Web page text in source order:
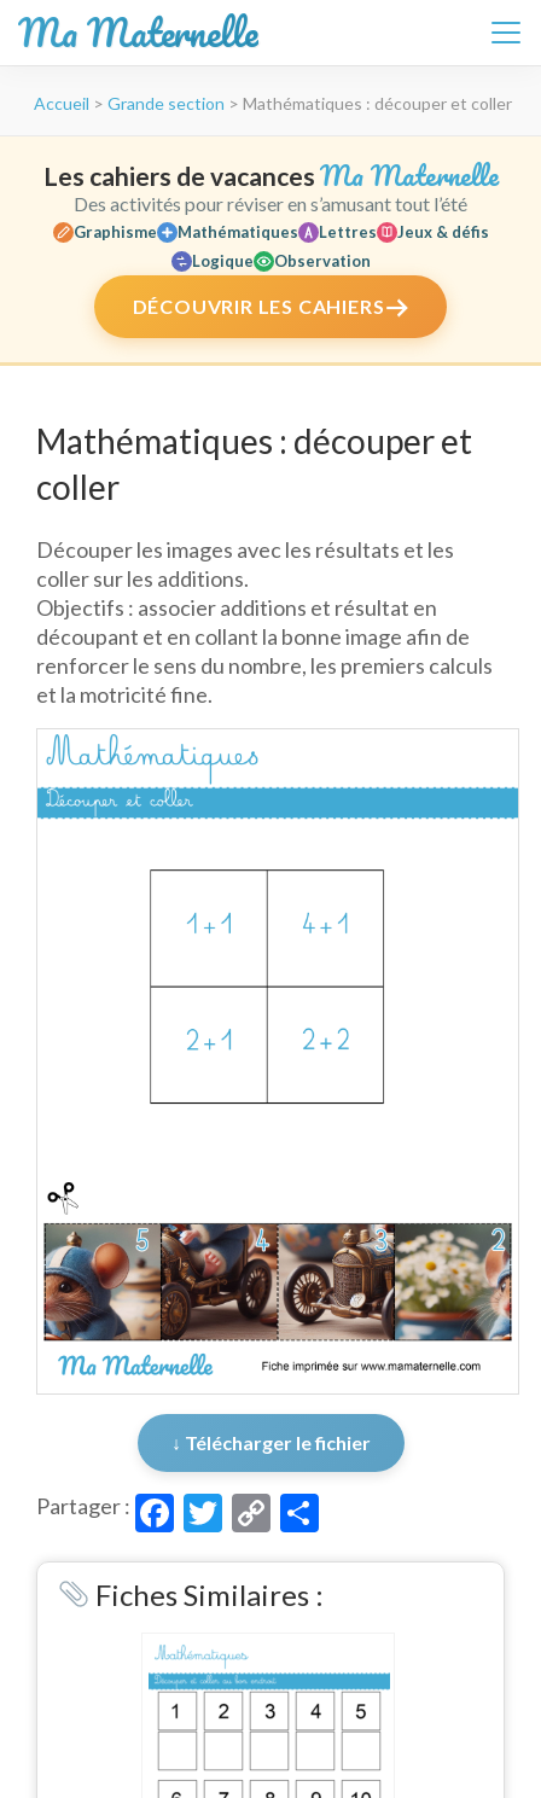
Ma Maternelle
(Pressez
Entrée)
Accueil > Grande section > Mathématiques : découper et coller
Les cahiers de vacances Ma Maternelle
Des activités pour réviser en s’amusant tout l’été
Graphisme Mathématiques Lettres
Jeux & défis
Logique
Observation
DÉCOUVRIR LES CAHIERS
Mathématiques : découper et
coller
Découper les images avec les résultats et les
coller sur les additions.
Objectifs : associer additions et résultat en
découpant et en collant la bonne image afin de
renforcer le sens du nombre, les premiers calculs
et la motricité fine.
↓ Télécharger le fichier
Partager : Facebook
Twitter
Copy
Link
Fiches Similaires :